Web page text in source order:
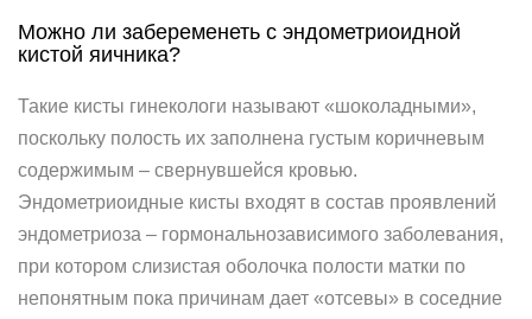
Можно ли забеременеть с эндометриоидной
кистой яичника?
Такие кисты гинекологи называют «шоколадными»,
поскольку полость их заполнена густым коричневым
содержимым – свернувшейся кровью.
Эндометриоидные кисты входят в состав проявлений
эндометриоза – гормональнозависимого заболевания,
при котором слизистая оболочка полости матки по
непонятным пока причинам дает «отсевы» в соседние